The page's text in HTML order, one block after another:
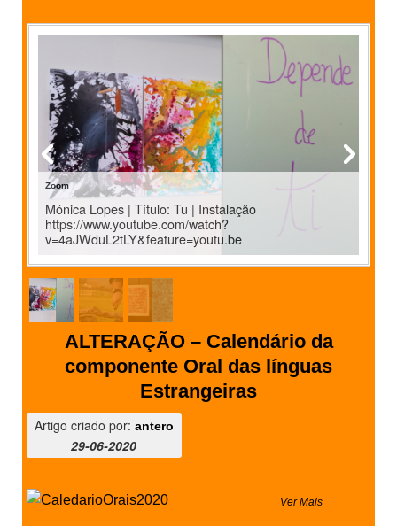
Zoom
ALTERAÇÃO – Calendário da
componente Oral das línguas
Estrangeiras
Artigo criado por: antero
29-06-2020
Ver Mais